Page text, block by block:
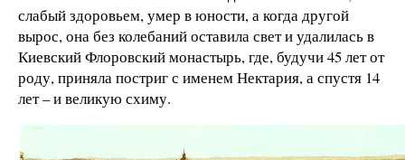
слабый здоровьем, умер в юности, а когда другой
вырос, она без колебаний оставила свет и удалилась в
Киевский Флоровский монастырь, где, будучи 45 лет от
роду, приняла постриг с именем Нектария, а спустя 14
лет – и великую схиму.